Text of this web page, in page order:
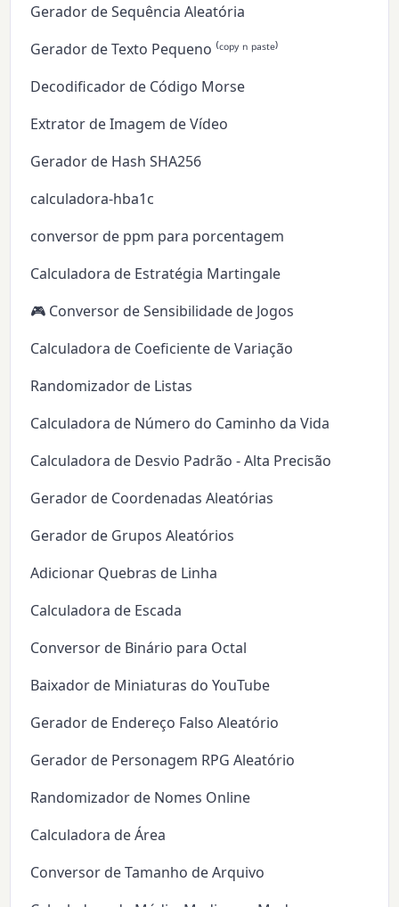
Gerador de Sequência Aleatória
Gerador de Texto Pequeno ⁽ᶜᵒᵖʸ ⁿ ᵖᵃˢᵗᵉ⁾
Decodificador de Código Morse
Extrator de Imagem de Vídeo
Gerador de Hash SHA256
calculadora-hba1c
conversor de ppm para porcentagem
Calculadora de Estratégia Martingale
🎮 Conversor de Sensibilidade de Jogos
Calculadora de Coeficiente de Variação
Randomizador de Listas
Calculadora de Número do Caminho da Vida
Calculadora de Desvio Padrão - Alta Precisão
Gerador de Coordenadas Aleatórias
Gerador de Grupos Aleatórios
Adicionar Quebras de Linha
Calculadora de Escada
Conversor de Binário para Octal
Baixador de Miniaturas do YouTube
Gerador de Endereço Falso Aleatório
Gerador de Personagem RPG Aleatório
Randomizador de Nomes Online
Calculadora de Área
Conversor de Tamanho de Arquivo